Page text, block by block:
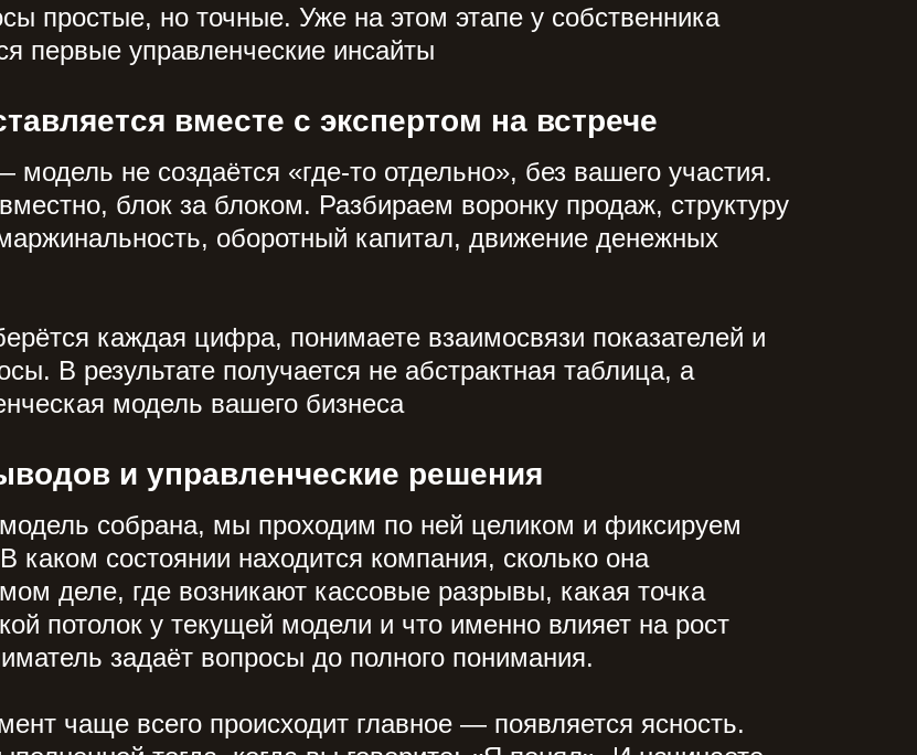
простые, но точные. Уже на этом этапе у собственника
первые управленческие инсайты
не создаётся «где-то отдельно», без вашего участия.
блок за блоком. Разбираем воронку продаж, структуру
оборотный капитал, движение денежных
каждая цифра, понимаете взаимосвязи показателей и
В результате получается не абстрактная таблица, а
модель вашего бизнеса
вместе с экспертом на встрече
собрана, мы проходим по ней целиком и фиксируем
состоянии находится компания, сколько она
деле, где возникают кассовые разрывы, какая точка
потолок у текущей модели и что именно влияет на рост
задаёт вопросы до полного понимания.
чаще всего происходит главное — появляется ясность.
и управленческие решения